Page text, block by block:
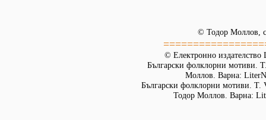
© Тодор Моллов,
© Електронно издателство
Български фолклорни мотиви.
Моллов. Варна:
Български фолклорни мотиви. Т.
Тодор Моллов. Варна: